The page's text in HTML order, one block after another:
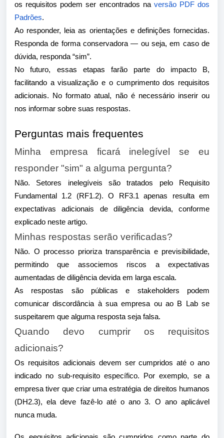
os requisitos podem ser encontrados na versão PDF dos
Padrões.
Ao responder, leia as orientações e definições fornecidas.
Responda de forma conservadora — ou seja, em caso de
dúvida, responda “sim”.
No futuro, essas etapas farão parte do impacto B,
facilitando a visualização e o cumprimento dos requisitos
adicionais. No formato atual, não é necessário inserir ou
nos informar sobre suas respostas.
Perguntas mais frequentes
Minha empresa ficará inelegível se eu
responder "sim" a alguma pergunta?
Não. Setores inelegíveis são tratados pelo Requisito
Fundamental 1.2 (RF1.2). O RF3.1 apenas resulta em
expectativas adicionais de diligência devida, conforme
explicado neste artigo.
Minhas respostas serão verificadas?
Não. O processo prioriza transparência e previsibilidade,
permitindo que associemos riscos a expectativas
aumentadas de diligência devida em larga escala.
As respostas são públicas e stakeholders podem
comunicar discordância à sua empresa ou ao B Lab se
suspeitarem que alguma resposta seja falsa.
Quando devo cumprir os requisitos
adicionais?
Os requisitos adicionais devem ser cumpridos até o ano
indicado no sub-requisito específico. Por exemplo, se a
empresa tiver que criar uma estratégia de direitos humanos
(DH2.3), ela deve fazê-lo até o ano 3. O ano aplicável
nunca muda.